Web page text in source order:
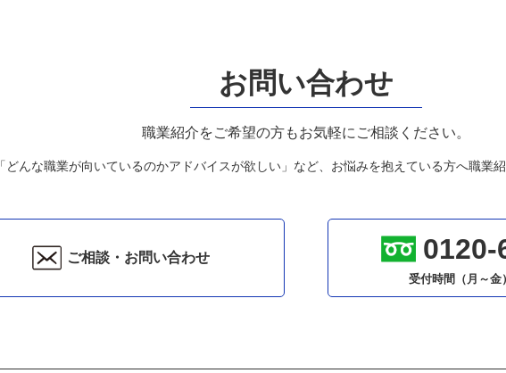
お問い合わせ
職業紹介をご希望の方もお気軽にご相談ください。
「どんな職業が向いているのかアドバイスが欲しい」など、お悩みを抱えている方へ職業
ご相談・お問い合わせ 0120-
受付時間（月～金）